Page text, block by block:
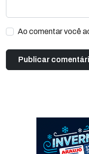
Ao comentar você